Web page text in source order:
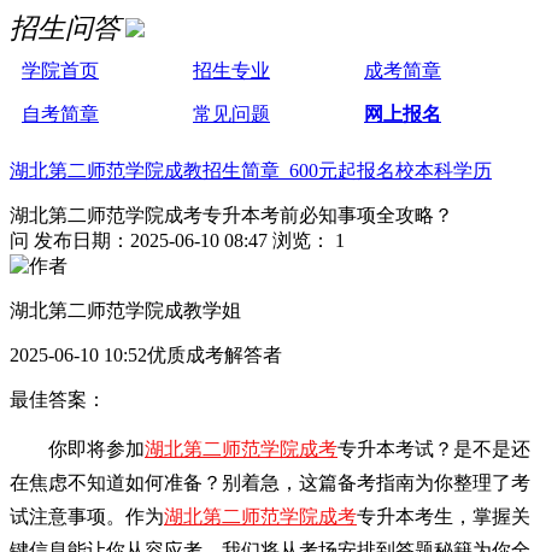
招生问答
学院首页 招生专业 成考简章
自考简章 常见问题 网上报名
湖北第二师范学院成教招生简章 600元起报名校本科学历
湖北第二师范学院成考专升本考前必知事项全攻略？
问 发布日期：2025-06-10 08:47 浏览： 1
湖北第二师范学院成教学姐
2025-06-10 10:52优质成考解答者
最佳答案：
你即将参加湖北第二师范学院成考专升本考试？是不是还
在焦虑不知道如何准备？别着急，这篇备考指南为你整理了考
试注意事项。作为湖北第二师范学院成考专升本考生，掌握关